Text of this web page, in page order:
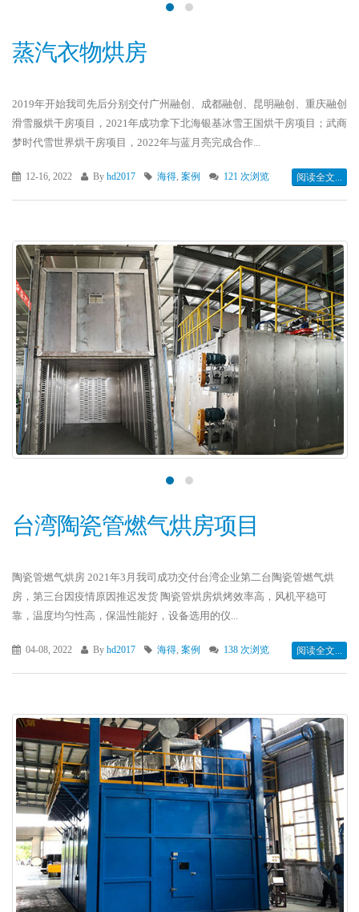
蒸汽衣物烘房
2019年开始我司先后分别交付广州融创、成都融创、昆明融创、重庆融创
滑雪服烘干房项目，2021年成功拿下北海银基冰雪王国烘干房项目；武商
梦时代雪世界烘干房项目，2022年与蓝月亮完成合作...
12-16, 2022 By hd2017 海得, 案例 121 次浏览 阅读全文...
台湾陶瓷管燃气烘房项目
陶瓷管燃气烘房 2021年3月我司成功交付台湾企业第二台陶瓷管燃气烘
房，第三台因疫情原因推迟发货 陶瓷管烘房烘烤效率高，风机平稳可
靠，温度均匀性高，保温性能好，设备选用的仪...
04-08, 2022 By hd2017 海得, 案例 138 次浏览 阅读全文...